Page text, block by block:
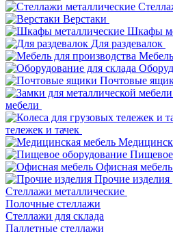
Верстаки
Шкафы
Для раздевалок
Почтовые
мебели
тележек и тачек
Пищевое
Офисная мебель
Прочие изделия
Стеллажи металлические
Полочные стеллажи
Стеллажи для склада
Паллетные стеллажи